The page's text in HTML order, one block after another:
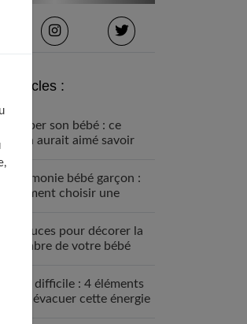
articles :
Équiper son bébé : ce
qu’on aurait aimé savoir
Cérémonie bébé garçon :
comment choisir une
4 astuces pour décorer la
chambre de votre bébé
Bébé difficile : 4 éléments
pour évacuer cette énergie